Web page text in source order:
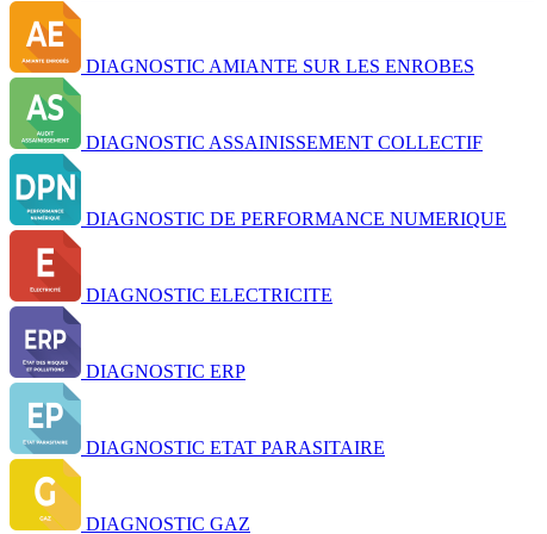
DIAGNOSTIC AMIANTE SUR LES ENROBES
DIAGNOSTIC ASSAINISSEMENT COLLECTIF
DIAGNOSTIC DE PERFORMANCE NUMERIQUE
DIAGNOSTIC ELECTRICITE
DIAGNOSTIC ERP
DIAGNOSTIC ETAT PARASITAIRE
DIAGNOSTIC GAZ